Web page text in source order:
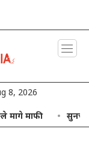
8, 2026
सुनचाँदीको